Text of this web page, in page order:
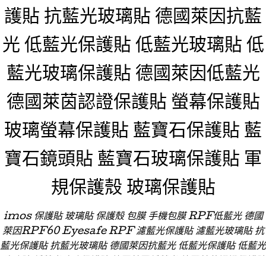
護貼 抗藍光玻璃貼 德國萊因抗藍
光 低藍光保護貼 低藍光玻璃貼 低
藍光玻璃保護貼 德國萊因低藍光
德國萊茵認證保護貼 螢幕保護貼
玻璃螢幕保護貼 藍寶石保護貼 藍
寶石鏡頭貼 藍寶石玻璃保護貼 軍
規保護殼 玻璃保護貼
imos 保護貼 玻璃貼 保護殼 包膜 手機包膜 RPF低藍光 德國
萊因RPF60 Eyesafe RPF 濾藍光保護貼 濾藍光玻璃貼 抗
藍光保護貼 抗藍光玻璃貼 德國萊因抗藍光 低藍光保護貼 低藍光